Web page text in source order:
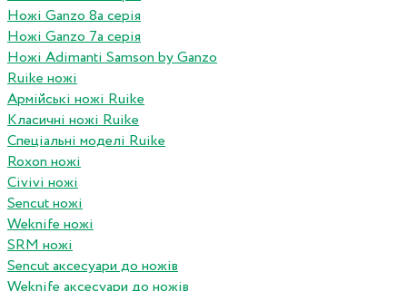
Ножі Ganzo 8а серія
Ножі Ganzo 7а серія
Ножі Adimanti Samson by Ganzo
Ruike ножі
Армійські ножі Ruike
Класичні ножі Ruike
Спеціальні моделі Ruike
Roxon ножi
Civivi ножі
Sencut ножі
Weknife ножі
SRM ножі
Sencut аксесуари до ножів